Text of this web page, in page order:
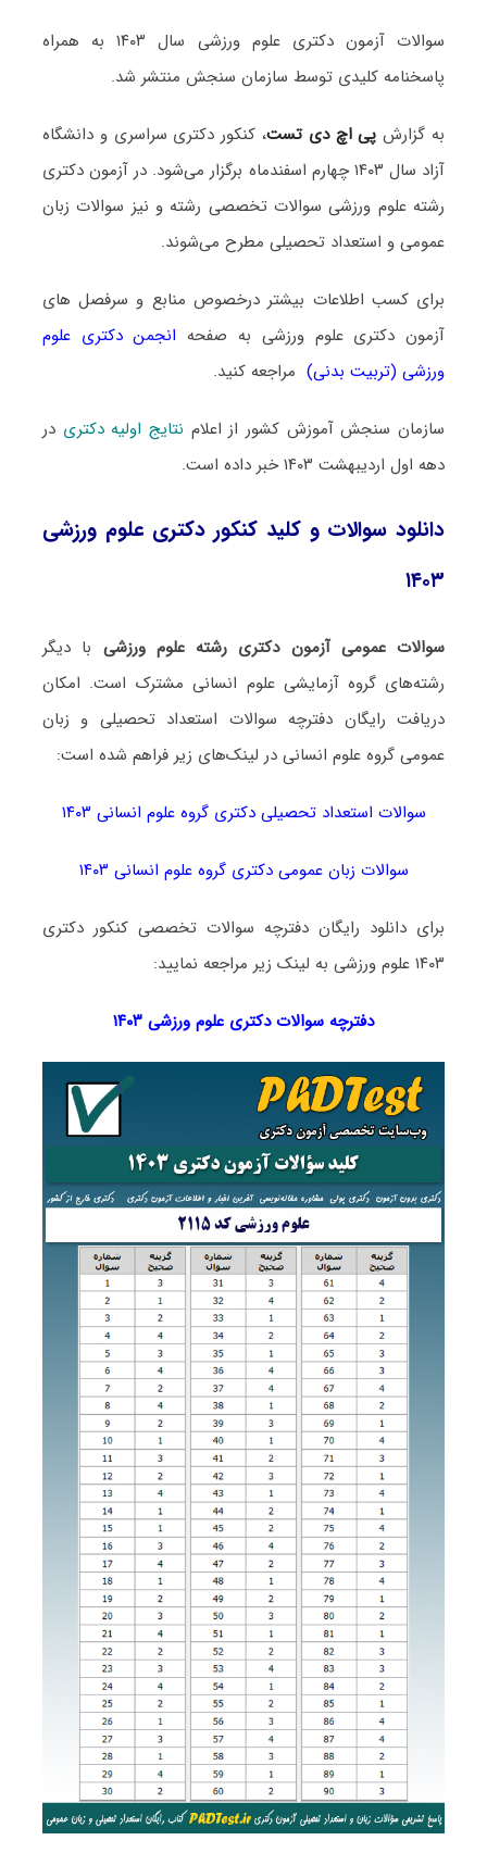
سوالات آزمون دکتری علوم ورزشی سال ۱۴۰۳ به همراه
پاسخنامه کلیدی توسط سازمان سنجش منتشر شد.
به گزارشپی اچ دی تست، کنکور دکتری سراسری و دانشگاه
آزاد سال ۱۴۰۳ چهارم اسفندماه برگزار می‌شود. در آزمون دکتری
رشته علوم ورزشی سوالات تخصصی رشته و نیز سوالات زبان
عمومی و استعداد تحصیلی مطرح می‌شوند.
برای کسب اطلاعات بیشتر درخصوص منابع و سرفصل های
آزمون دکتری علوم ورزشی به صفحه انجمن دکتری علوم
ورزشی (تربیت بدنی) مراجعه کنید.
سازمان سنجش آموزش کشور از اعلام نتایج اولیه دکتری در
دهه اول اردیبهشت ۱۴۰۳ خبر داده است.
دانلود سوالات و کلید کنکور دکتری علوم ورزشی
۱۴۰۳
سوالات عمومی آزمون دکتری رشته علوم ورزشی با دیگر
رشته‌های گروه آزمایشی علوم انسانی مشترک است. امکان
دریافت رایگان دفترچه سوالات استعداد تحصیلی و زبان
عمومی گروه علوم انسانی در لینک‌های زیر فراهم شده است:
سوالات استعداد تحصیلی دکتری گروه علوم انسانی ۱۴۰۳
سوالات زبان عمومی دکتری گروه علوم انسانی ۱۴۰۳
برای دانلود رایگان دفترچه سوالات تخصصی کنکور دکتری
۱۴۰۳ علوم ورزشی به لینک زیر مراجعه نمایید:
دفترچه سوالات دکتری علوم ورزشی ۱۴۰۳